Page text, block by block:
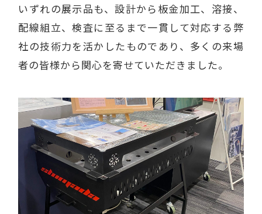
いずれの展示品も、設計から板金加工、溶接、
配線組立、検査に至るまで一貫して対応する弊
社の技術力を活かしたものであり、多くの来場
者の皆様から関心を寄せていただきました。